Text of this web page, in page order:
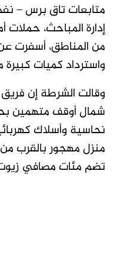
متابعات تاق برس –
إدارة المباحث،
من المناطق، أسفرت
واسترداد كميات
وقالت الشرطة إن
شمال أوقف متهمين
نحاسية وأسلاك
منزل مهجور بالقرب
تضم مئات مصافي